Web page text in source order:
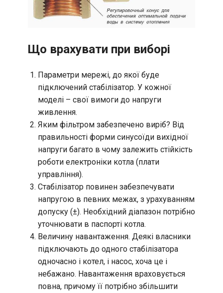
Що врахувати при виборі
Параметри мережі, до якої буде
підключений стабілізатор. У кожної
моделі – свої вимоги до напруги
живлення.
Яким фільтром забезпечено виріб? Від
правильності форми синусоїди вихідної
напруги багато в чому залежить стійкість
роботи електроніки котла (плати
управління).
Стабілізатор повинен забезпечувати
напругою в певних межах, з урахуванням
допуску (±). Необхідний діапазон потрібно
уточнювати в паспорті котла.
Величину навантаження. Деякі власники
підключають до одного стабілізатора
одночасно і котел, і насос, хоча це і
небажано. Навантаження враховується
повна, причому її потрібно збільшити